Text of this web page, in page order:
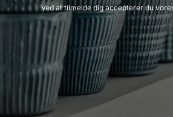
Ved at tilmelde dig accepterer du